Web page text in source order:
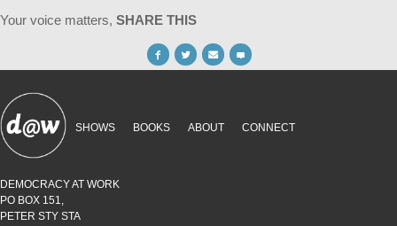
Your voice matters, SHARE THIS
SHOWS BOOKS ABOUT CONNECT
DEMOCRACY AT WORK
PO BOX 151,
PETER STY STA